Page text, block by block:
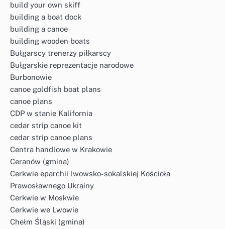
build your own skiff
building a boat dock
building a canoe
building wooden boats
Bułgarscy trenerzy piłkarscy
Bułgarskie reprezentacje narodowe
Burbonowie
canoe goldfish boat plans
canoe plans
CDP w stanie Kalifornia
cedar strip canoe kit
cedar strip canoe plans
Centra handlowe w Krakowie
Ceranów (gmina)
Cerkwie eparchii lwowsko-sokalskiej Kościoła
Prawosławnego Ukrainy
Cerkwie w Moskwie
Cerkwie we Lwowie
Chełm Śląski (gmina)